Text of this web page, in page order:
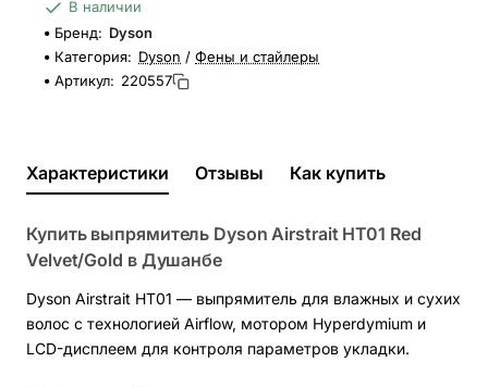
В наличии
Бренд: Dyson
Категория: Dyson / Фены и стайлеры
Артикул: 220557
Характеристики Отзывы Как купить
Купить выпрямитель Dyson Airstrait HT01 Red
Velvet/Gold в Душанбе
Dyson Airstrait HT01 — выпрямитель для влажных и сухих
волос с технологией Airflow, мотором Hyperdymium и
LCD-дисплеем для контроля параметров укладки.